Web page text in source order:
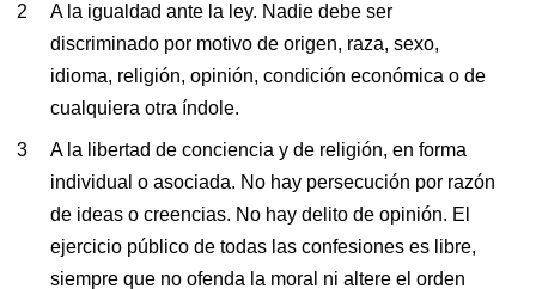
A la igualdad ante la ley. Nadie debe ser
discriminado por motivo de origen, raza, sexo,
idioma, religión, opinión, condición económica o de
cualquiera otra índole.
A la libertad de conciencia y de religión, en forma
individual o asociada. No hay persecución por razón
de ideas o creencias. No hay delito de opinión. El
ejercicio público de todas las confesiones es libre,
siempre que no ofenda la moral ni altere el orden